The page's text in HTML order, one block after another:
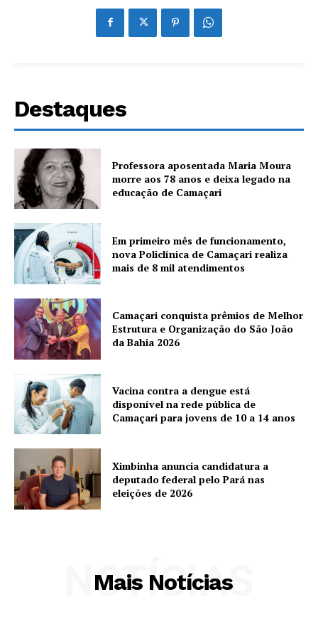
Destaques
Professora aposentada Maria Moura
morre aos 78 anos e deixa legado na
educação de Camaçari
Em primeiro mês de funcionamento,
nova Policlínica de Camaçari realiza
mais de 8 mil atendimentos
Camaçari conquista prêmios de Melhor
Estrutura e Organização do São João
da Bahia 2026
Vacina contra a dengue está
disponível na rede pública de
Camaçari para jovens de 10 a 14 anos
Ximbinha anuncia candidatura a
deputado federal pelo Pará nas
eleições de 2026
Mais Notícias
NOTÍCIAS